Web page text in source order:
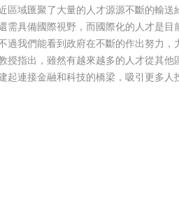
區域匯聚了大量的人才源源不斷的輸
需具備國際視野，而國際化的人才是
過我們能看到政府在不斷的作出努力
授指出，雖然有越來越多的人才從其
連接金融和科技的橋梁，吸引更多人